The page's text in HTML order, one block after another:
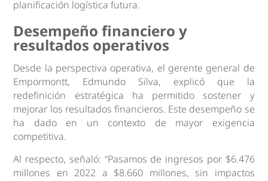
planificación logística futura.
Desempeño financiero y
resultados operativos
Desde la perspectiva operativa, el gerente general de
Empormontt, Edmundo Silva, explicó que la
redefinición estratégica ha permitido sostener y
mejorar los resultados financieros. Este desempeño se
ha dado en un contexto de mayor exigencia
competitiva.
Al respecto, señaló: “Pasamos de ingresos por $6.476
millones en 2022 a $8.660 millones, sin impactos